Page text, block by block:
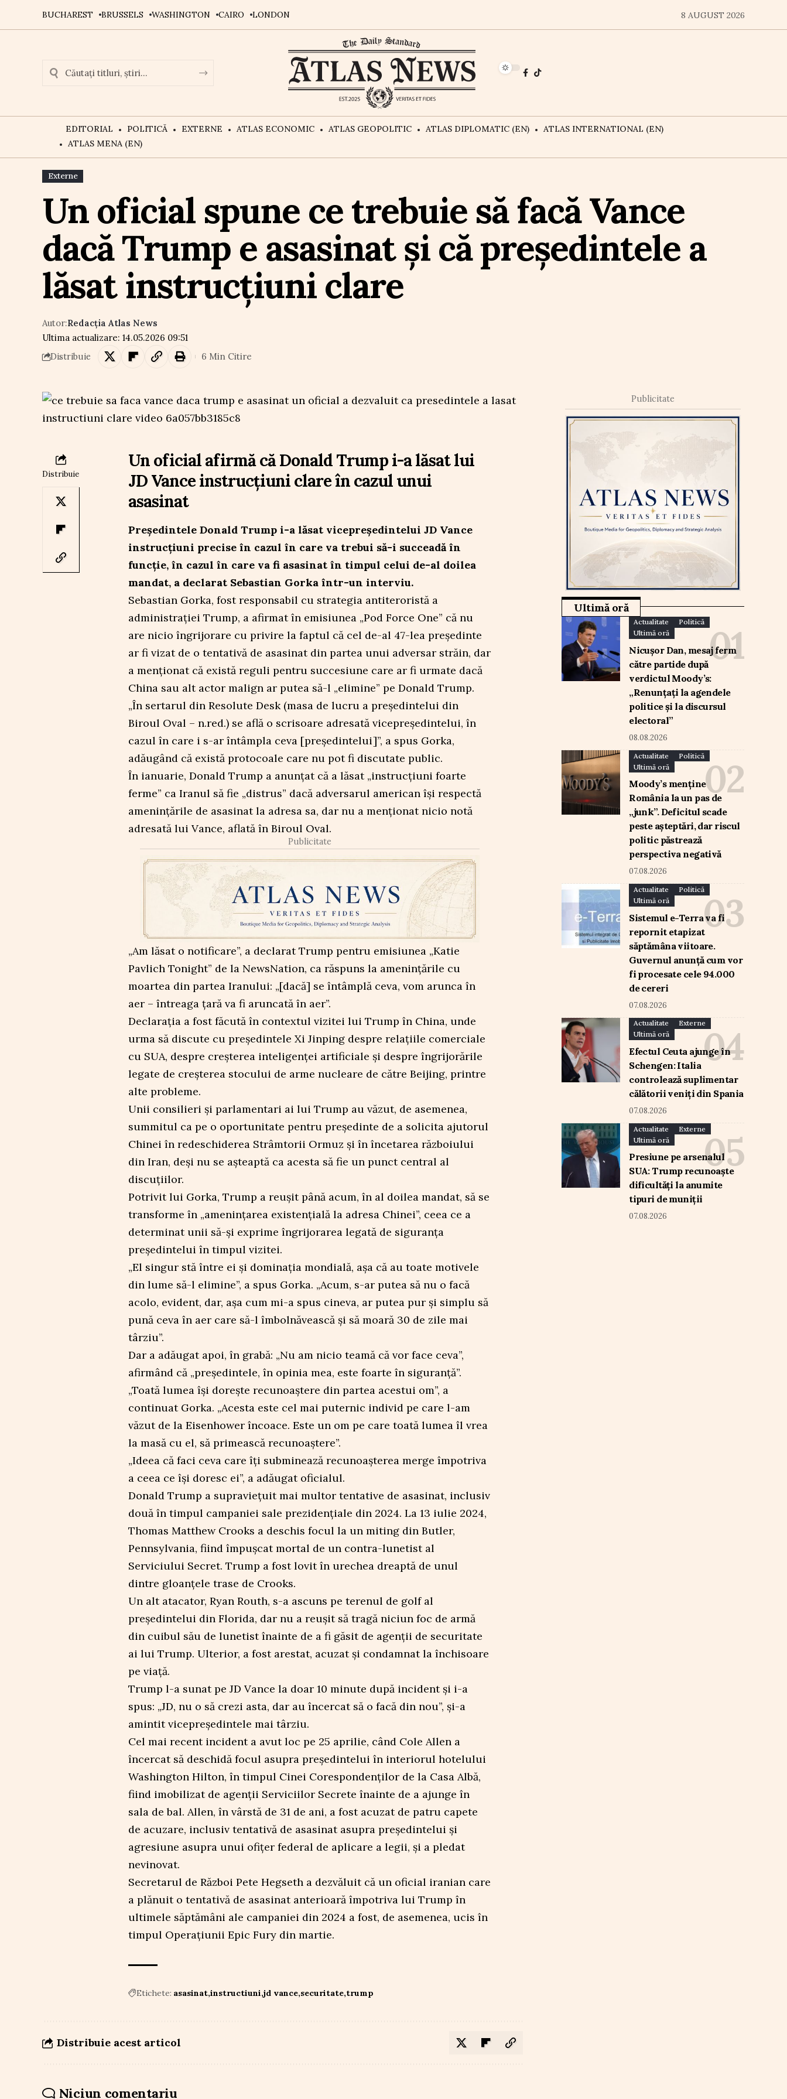
BUCHAREST BRUSSELS WASHINGTON CAIRO LONDON 8 AUGUST 2026
EDITORIAL POLITICĂ EXTERNE ATLAS ECONOMIC ATLAS GEOPOLITIC ATLAS DIPLOMATIC (EN)
ATLAS INTERNATIONAL (EN)
ATLAS MENA (EN)
Externe
Un oficial spune ce trebuie să facă Vance
dacă Trump e asasinat și că președintele a
lăsat instrucțiuni clare
Ultima actualizare: 14.05.2026 09:51
Autor:Redacția Atlas News
Distribuie 6 Min Citire
Distribuie
Un oficial afirmă că Donald Trump i-a lăsat lui
JD Vance instrucțiuni clare în cazul unui
asasinat
Președintele Donald Trump i-a lăsat vicepreședintelui JD Vance
instrucțiuni precise în cazul în care va trebui să-i succeadă în
funcție, în cazul în care va fi asasinat în timpul celui de-al doilea
mandat, a declarat Sebastian Gorka într-un interviu.
Sebastian Gorka, fost responsabil cu strategia antiteroristă a
administrației Trump, a afirmat în emisiunea „Pod Force One” că nu
are nicio îngrijorare cu privire la faptul că cel de-al 47-lea președinte
ar fi vizat de o tentativă de asasinat din partea unui adversar străin, dar
a menționat că există reguli pentru succesiune care ar fi urmate dacă
China sau alt actor malign ar putea să-l „elimine” pe Donald Trump.
„În sertarul din Resolute Desk (masa de lucru a președintelui din
Biroul Oval – n.red.) se află o scrisoare adresată vicepreședintelui, în
cazul în care i s-ar întâmpla ceva [președintelui]”, a spus Gorka,
adăugând că există protocoale care nu pot fi discutate public.
În ianuarie, Donald Trump a anunțat că a lăsat „instrucțiuni foarte
ferme” ca Iranul să fie „distrus” dacă adversarul american își respectă
amenințările de asasinat la adresa sa, dar nu a menționat nicio notă
adresată lui Vance, aflată în Biroul Oval.
Publicitate
„Am lăsat o notificare”, a declarat Trump pentru emisiunea „Katie
Pavlich Tonight” de la NewsNation, ca răspuns la amenințările cu
moartea din partea Iranului: „[dacă] se întâmplă ceva, vom arunca în
aer – întreaga țară va fi aruncată în aer”.
Declarația a fost făcută în contextul vizitei lui Trump în China, unde
urma să discute cu președintele Xi Jinping despre relațiile comerciale
cu SUA, despre creșterea inteligenței artificiale și despre îngrijorările
legate de creșterea stocului de arme nucleare de către Beijing, printre
alte probleme.
Unii consilieri și parlamentari ai lui Trump au văzut, de asemenea,
summitul ca pe o oportunitate pentru președinte de a solicita ajutorul
Chinei în redeschiderea Strâmtorii Ormuz și în încetarea războiului
din Iran, deși nu se așteaptă ca acesta să fie un punct central al
discuțiilor.
Potrivit lui Gorka, Trump a reușit până acum, în al doilea mandat, să se
transforme în „amenințarea existențială la adresa Chinei”, ceea ce a
determinat unii să-și exprime îngrijorarea legată de siguranța
președintelui în timpul vizitei.
„El singur stă între ei și dominația mondială, așa că au toate motivele
din lume să-l elimine”, a spus Gorka. „Acum, s-ar putea să nu o facă
acolo, evident, dar, așa cum mi-a spus cineva, ar putea pur și simplu să
pună ceva în aer care să-l îmbolnăvească și să moară 30 de zile mai
târziu”.
Dar a adăugat apoi, în grabă: „Nu am nicio teamă că vor face ceva”,
afirmând că „președintele, în opinia mea, este foarte în siguranță”.
„Toată lumea își dorește recunoaștere din partea acestui om”, a
continuat Gorka. „Acesta este cel mai puternic individ pe care l-am
văzut de la Eisenhower încoace. Este un om pe care toată lumea îl vrea
la masă cu el, să primească recunoaștere”.
„Ideea că faci ceva care îți subminează recunoașterea merge împotriva
a ceea ce își doresc ei”, a adăugat oficialul.
Donald Trump a supraviețuit mai multor tentative de asasinat, inclusiv
două în timpul campaniei sale prezidențiale din 2024. La 13 iulie 2024,
Thomas Matthew Crooks a deschis focul la un miting din Butler,
Pennsylvania, fiind împușcat mortal de un contra-lunetist al
Serviciului Secret. Trump a fost lovit în urechea dreaptă de unul
dintre gloanțele trase de Crooks.
Un alt atacator, Ryan Routh, s-a ascuns pe terenul de golf al
președintelui din Florida, dar nu a reușit să tragă niciun foc de armă
din cuibul său de lunetist înainte de a fi găsit de agenții de securitate
ai lui Trump. Ulterior, a fost arestat, acuzat și condamnat la închisoare
pe viață.
Trump l-a sunat pe JD Vance la doar 10 minute după incident și i-a
spus: „JD, nu o să crezi asta, dar au încercat să o facă din nou”, și-a
amintit vicepreședintele mai târziu.
Cel mai recent incident a avut loc pe 25 aprilie, când Cole Allen a
încercat să deschidă focul asupra președintelui în interiorul hotelului
Washington Hilton, în timpul Cinei Corespondenților de la Casa Albă,
fiind imobilizat de agenții Serviciilor Secrete înainte de a ajunge în
sala de bal. Allen, în vârstă de 31 de ani, a fost acuzat de patru capete
de acuzare, inclusiv tentativă de asasinat asupra președintelui și
agresiune asupra unui ofițer federal de aplicare a legii, și a pledat
nevinovat.
Secretarul de Război Pete Hegseth a dezvăluit că un oficial iranian care
a plănuit o tentativă de asasinat anterioară împotriva lui Trump în
ultimele săptămâni ale campaniei din 2024 a fost, de asemenea, ucis în
timpul Operațiunii Epic Fury din martie.
Etichete: asasinat instructiuni jd vance securitate trump
Distribuie acest articol
Niciun comentariu
Publicitate
Ultimă oră
Actualitate
Politică
Ultimă oră
Nicușor Dan, mesaj ferm
către partide după
verdictul Moody’s:
„Renunțați la agendele
politice și la discursul
electoral”
08.08.2026
Actualitate
Politică
Ultimă oră
Moody’s menține
România la un pas de
„junk”. Deficitul scade
peste așteptări, dar riscul
politic păstrează
perspectiva negativă
07.08.2026
Actualitate
Politică
Ultimă oră
Sistemul e-Terra va fi
repornit etapizat
săptămâna viitoare.
Guvernul anunță cum vor
fi procesate cele 94.000
de cereri
07.08.2026
Actualitate
Externe
Ultimă oră
Efectul Ceuta ajunge în
Schengen: Italia
controlează suplimentar
călătorii veniți din Spania
07.08.2026
Actualitate
Externe
Ultimă oră
Presiune pe arsenalul
SUA: Trump recunoaște
dificultăți la anumite
tipuri de muniții
07.08.2026